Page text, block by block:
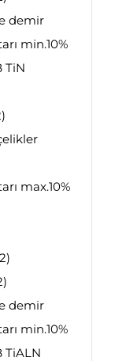
demir
min.10%
TiN
max.10%
demir
min.10%
TiALN